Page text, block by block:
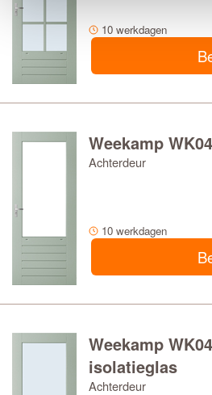
10 werkdagen
Weekamp
Achterdeur
10 werkdagen
Weekamp
isolatieglas
Achterdeur